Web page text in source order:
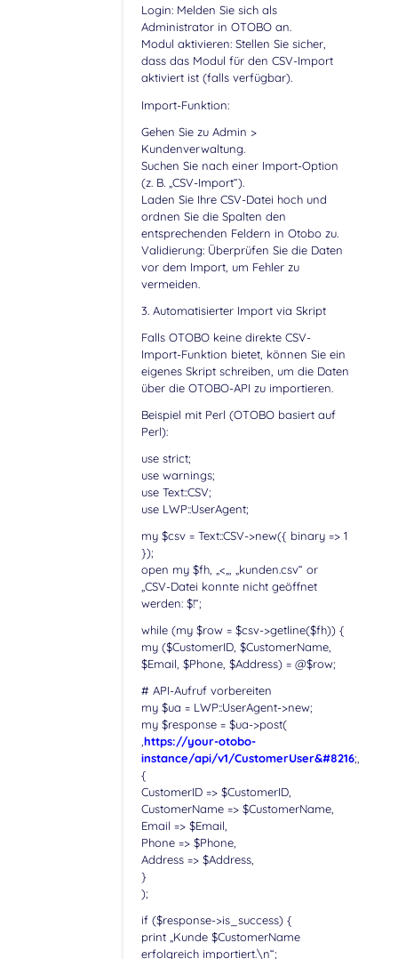
Login: Melden Sie sich als
Administrator in OTOBO an.
Modul aktivieren: Stellen Sie sicher,
dass das Modul für den CSV-Import
aktiviert ist (falls verfügbar).
Import-Funktion:
Gehen Sie zu Admin >
Kundenverwaltung.
Suchen Sie nach einer Import-Option
(z. B. „CSV-Import“).
Laden Sie Ihre CSV-Datei hoch und
ordnen Sie die Spalten den
entsprechenden Feldern in Otobo zu.
Validierung: Überprüfen Sie die Daten
vor dem Import, um Fehler zu
vermeiden.
3. Automatisierter Import via Skript
Falls OTOBO keine direkte CSV-
Import-Funktion bietet, können Sie ein
eigenes Skript schreiben, um die Daten
über die OTOBO-API zu importieren.
Beispiel mit Perl (OTOBO basiert auf
Perl):
use strict;
use warnings;
use Text::CSV;
use LWP::UserAgent;
my $csv = Text::CSV->new({ binary => 1
});
open my $fh, „<„, „kunden.csv“ or
„CSV-Datei konnte nicht geöffnet
werden: $!“;
while (my $row = $csv->getline($fh)) {
my ($CustomerID, $CustomerName,
$Email, $Phone, $Address) = @$row;
# API-Aufruf vorbereiten
my $ua = LWP::UserAgent->new;
my $response = $ua->post(
https://your-otobo-
instance/api/v1/CustomerUser&#8216;,
{
CustomerID => $CustomerID,
CustomerName => $CustomerName,
Email => $Email,
Phone => $Phone,
Address => $Address,
}
);
if ($response->is_success) {
print „Kunde $CustomerName
erfolgreich importiert.\n“;